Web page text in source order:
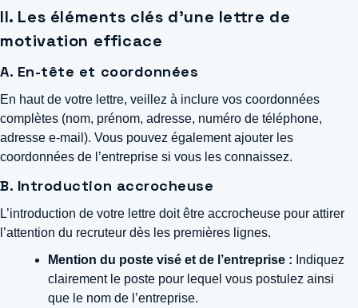
II. Les éléments clés d’une lettre de
motivation efficace
A. En-tête et coordonnées
En haut de votre lettre, veillez à inclure vos coordonnées
complètes (nom, prénom, adresse, numéro de téléphone,
adresse e-mail). Vous pouvez également ajouter les
coordonnées de l’entreprise si vous les connaissez.
B. Introduction accrocheuse
L’introduction de votre lettre doit être accrocheuse pour attirer
l’attention du recruteur dès les premières lignes.
Mention du poste visé et de l’entreprise : Indiquez
clairement le poste pour lequel vous postulez ainsi
que le nom de l’entreprise.